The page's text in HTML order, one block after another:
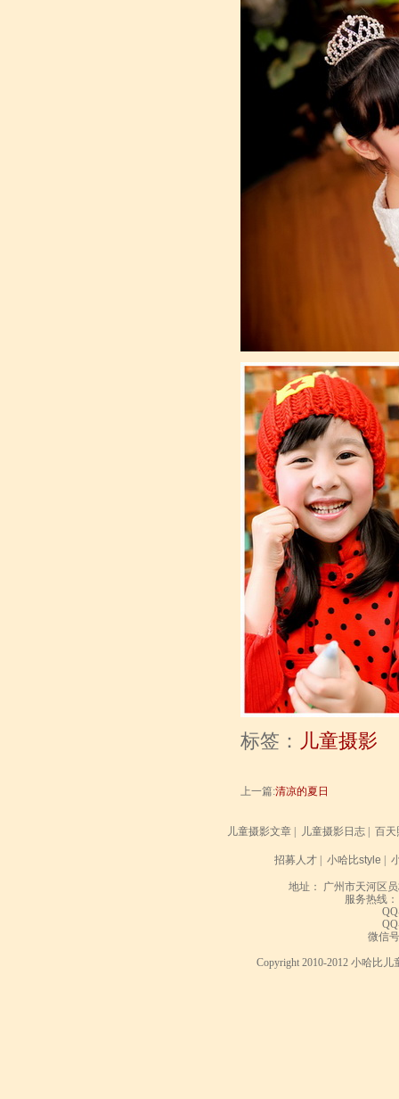
标签： 儿童摄影
上一篇:清凉的夏日
儿童摄影文章 儿童摄影日志 百天
招募人才| 小哈比style
地址： 广州市天河区
服务热线：
微信
Copyright 2010-2012 小哈比